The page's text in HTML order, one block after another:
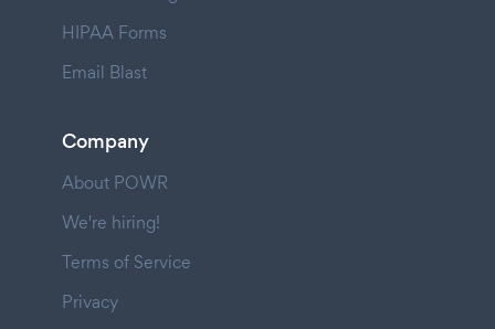
HIPAA Forms
Email Blast
Company
About POWR
We're hiring!
Terms of Service
Privacy